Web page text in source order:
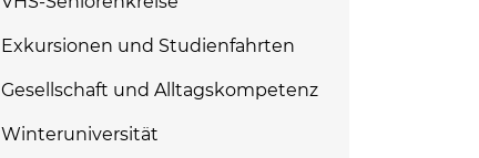
Exkursionen und Studienfahrten
Gesellschaft und Alltagskompetenz
Winteruniversität